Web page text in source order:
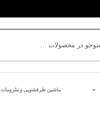
ماشین ظرفشویی و ملزومات